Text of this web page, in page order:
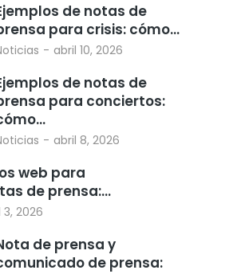
de notas de
para crisis: cómo…
abril 10, 2026
de notas de
para conciertos:
abril 8, 2026
web para
de prensa:…
3, 2026
de prensa y
de prensa: